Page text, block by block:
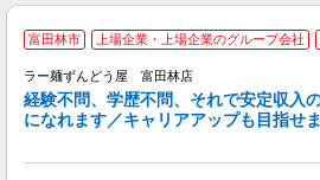
富田林市 上場企業・上場企業のグループ会社
ラー麺ずんどう屋 富田林店
経験不問、学歴不問、それで安定収入
になれます／キャリアアップも目指せ